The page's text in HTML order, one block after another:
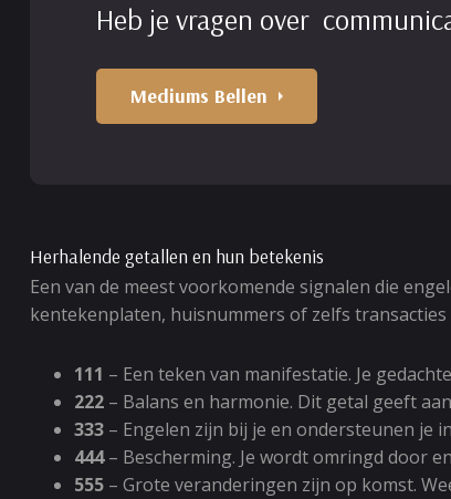
Heb je vragen over
Mediums Bellen
Herhalende getallen en hun betekenis
Een van de meest voorkomende signalen die
kentekenplaten, huisnummers of zelfs
111 – Een teken van manifestatie. Je
222 – Balans en harmonie. Dit getal geeft
333 – Engelen zijn bij je en ondersteunen je
444– Bescherming. Je wordt omringd door
555 – Grote veranderingen zijn op komst.